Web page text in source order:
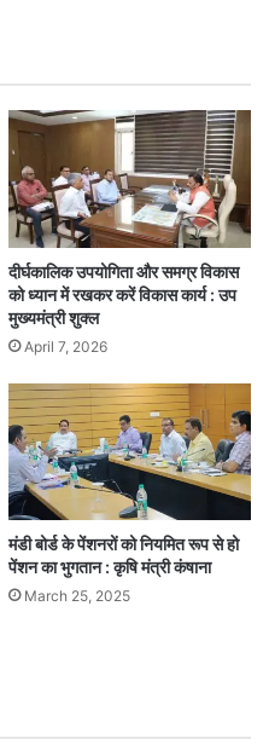
दीर्घकालिक उपयोगिता और समग्र विकास
को ध्यान में रखकर करें विकास कार्य : उप
मुख्यमंत्री शुक्ल
April 7, 2026
मंडी बोर्ड के पेंशनरों को नियमित रूप से हो
पेंशन का भुगतान : कृषि मंत्री कंषाना
March 25, 2025